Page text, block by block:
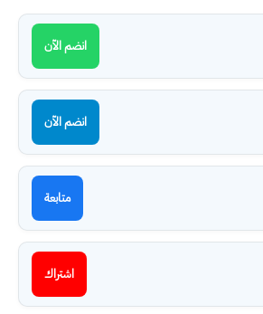
انضم الآن
انضم الآن
متابعة
اشتراك